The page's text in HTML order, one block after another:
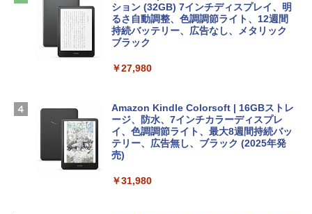
13インチノートブック：AIとApple Intell
igence、13.6インチLiquid Retinaディ
スプレイ、16GBユニファイドメモリ、1
TB SSDストレージ、12MPセンターフレ
D - シルバー
【Amazon.co.jp限定】 HP ノートパソコ
ン 15-fd 15.6インチ 16GBメモリ 512GB
SSD インテル Core 5
￥129,800
ows11、10/mac対応|PC2台
￥39,582
Robloxギフトカード - 2,000 Robux 【限
ラインコード版
￥3,200
ト): Java & Bedrock Edition | オンライ
めのAIコーディング入門シリーズ
￥99
1冊ですべて身につくHTML & CSSとWe
￥1,292
FM TOWNS ハイパー・カタログ: 本体ハ
ェクトリストと最新エミュレータ紹介
ション (32GB) 7インチディスプレイ、明
るさ自動調整、色調調節ライト、12週間
持続バッテリー、広告なし、メタリック
ブラック
￥27,980
Amazon Kindle Colorsoft | 16GBストレ
ージ、防水、7インチカラーディスプレ
イ、色調調節ライト、最大8週間持続バッ
テリー、広告無し、ブラック (2025年発
売)
￥31,980